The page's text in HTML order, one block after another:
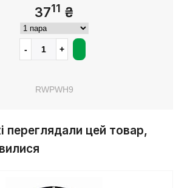
3711 ₴
RWPWH9
переглядали цей товар,